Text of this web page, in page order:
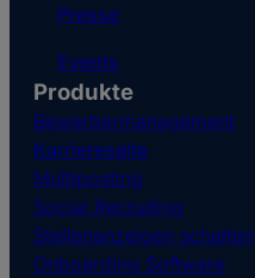
Presse
Events
Produkte
Bewerbermanagement
Karriereseite
Multiposting
Social Recruiting
Stellenanzeigen schalten
Onboarding Software